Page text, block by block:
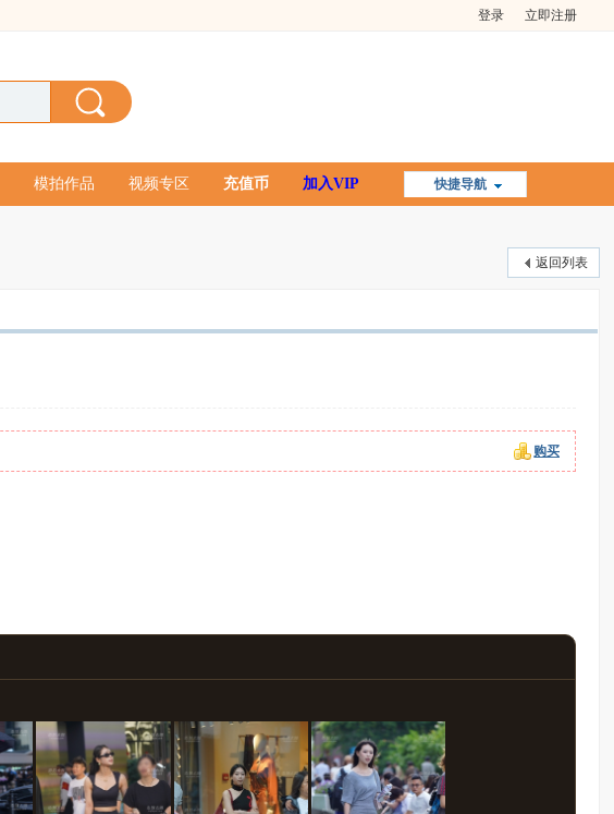
登录 立即注册
快捷导航
模拍作品 视频专区 充值币 加入VIP
返回列表
购买